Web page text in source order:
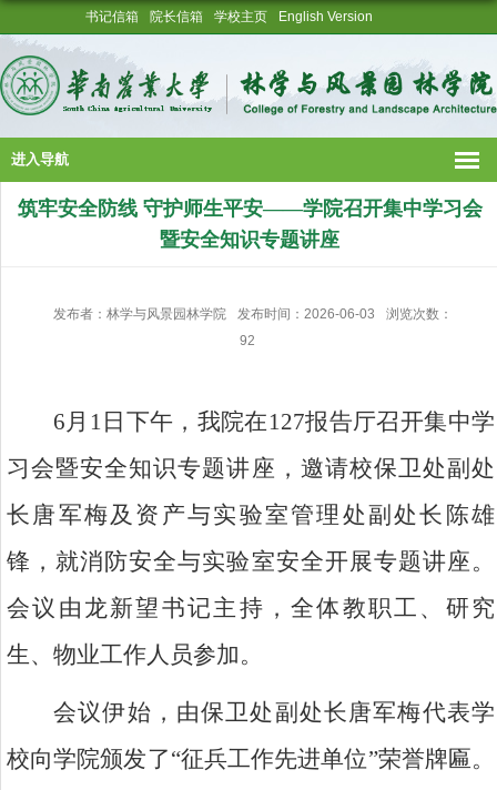
书记信箱 院长信箱 学校主页 English Version
进入导航
筑牢安全防线 守护师生平安——学院召开集中学习会
暨安全知识专题讲座
发布者：林学与风景园林学院 发布时间：2026-06-03
浏览次数：
92
6月1日下午，我院在127报告厅召开集中学
习会暨安全知识专题讲座，邀请校保卫处副处
长唐军梅及资产与实验室管理处副处长陈雄
锋，就消防安全与实验室安全开展专题讲座。
会议由龙新望书记主持，全体教职工、研究
生、物业工作人员参加。
会议伊始，由保卫处副处长唐军梅代表学
校向学院颁发了“征兵工作先进单位”荣誉牌匾。